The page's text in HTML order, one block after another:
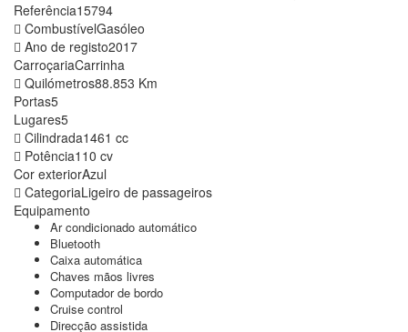
Referência15794
CombustívelGasóleo
Ano de registo2017
CarroçariaCarrinha
Quilómetros88.853 Km
Portas5
Lugares5
Cilindrada1461 cc
Potência110 cv
Cor exteriorAzul
CategoriaLigeiro de passageiros
Equipamento
Ar condicionado automático
Bluetooth
Caixa automática
Chaves mãos livres
Computador de bordo
Cruise control
Direcção assistida